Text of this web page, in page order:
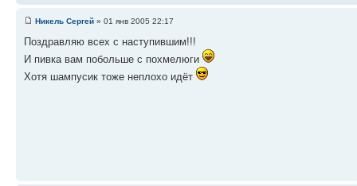
Никель Сергей » 01 янв 2005 22:17
Поздравляю всех с наступившим!!!
И пивка вам побольше с похмелюги
Хотя шампусик тоже неплохо идёт